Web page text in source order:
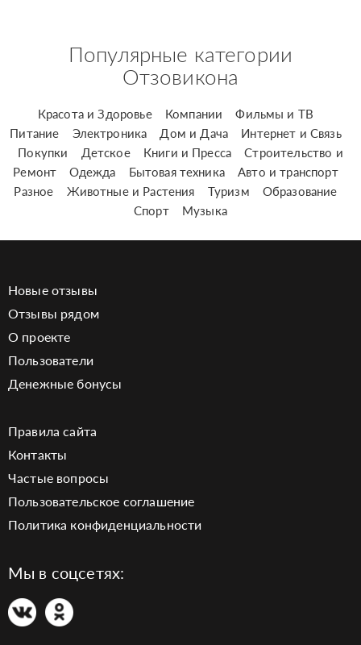
Популярные категории
Отзовикона
Красота и Здоровье Компании
Фильмы и ТВ
Питание
Электроника Дом и Дача
Интернет и Связь
Покупки
Детское Книги и Пресса
Строительство и
Ремонт
Одежда Бытовая техника
Авто и транспорт
Разное
Животные и Растения Туризм
Образование
Спорт
Музыка
Новые отзывы
Отзывы рядом
О проекте
Пользователи
Денежные бонусы
Правила сайта
Контакты
Частые вопросы
Пользовательское соглашение
Политика конфиденциальности
Мы в соцсетях: